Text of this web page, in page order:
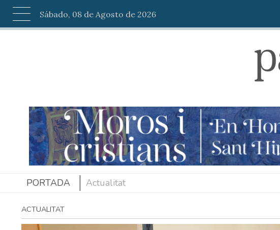
Sábado, 08 de Agosto de 2026
PORTADA Actualitat
ACTUALITAT